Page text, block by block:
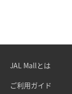
JAL Mallとは
ご利用ガイド